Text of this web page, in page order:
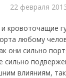
22 февраля
кровоточащие
любому
они сильно
влияниям,